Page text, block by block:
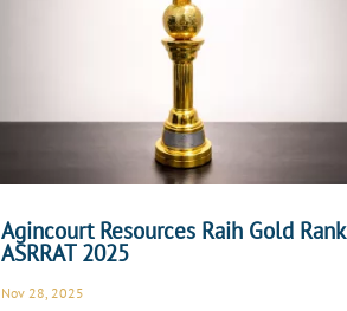
Agincourt Resources Raih Gold Rank
ASRRAT 2025
Nov 28, 2025